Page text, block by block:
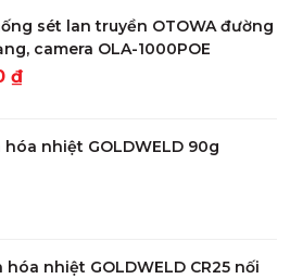
sét lan truyền OTOWA đường
camera OLA-1000POE
₫
nhiệt GOLDWELD 90g
nhiệt GOLDWELD CR25 nối